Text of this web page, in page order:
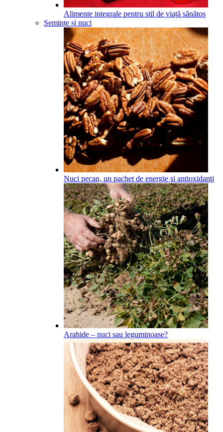
Alimente integrale pentru stil de viață sănătos
Semințe și nuci
Nuci pecan, un pachet de energie şi antioxidanţi
Arahide – nuci sau leguminoase?